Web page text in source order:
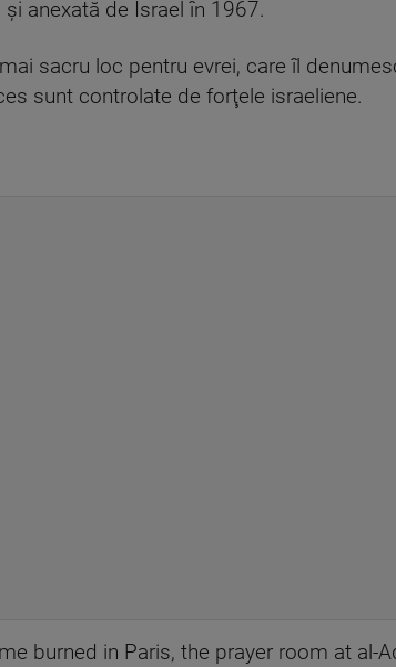
anexată de Israel în 1967.
sacru loc pentru evrei, care îl
sunt controlate de forţele israeliene.
burned in Paris, the prayer room at al-